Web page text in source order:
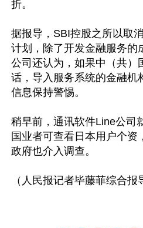
折。
据报导，SBI控股之所以取
计划，除了开发金融服务的
公司还认为，如果中（共）
话，导入服务系统的金融机
信息保持警惕。
稍早前，通讯软件Line公司
国业者可查看日本用户个资
政府也介入调查。